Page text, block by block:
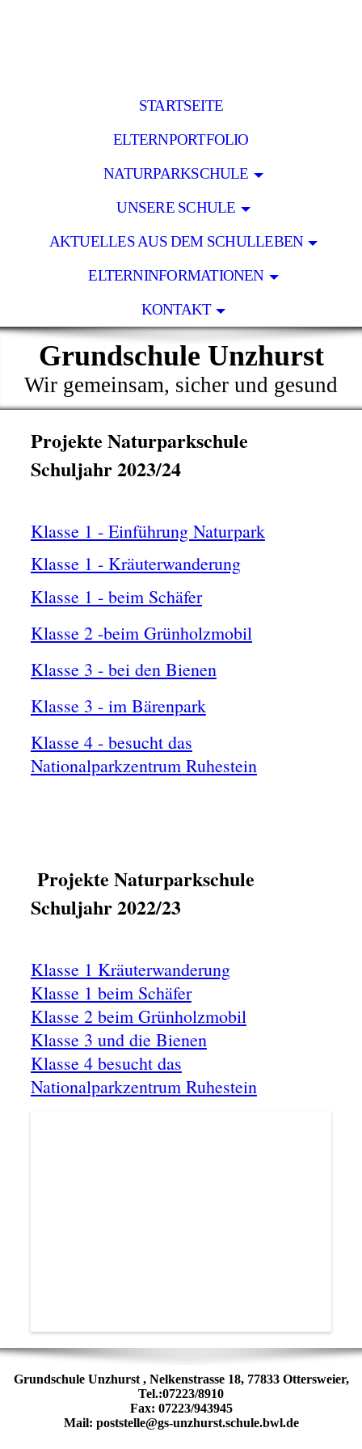
STARTSEITE
ELTERNPORTFOLIO
NATURPARKSCHULE
UNSERE SCHULE
AKTUELLES AUS DEM SCHULLEBEN
ELTERNINFORMATIONEN
KONTAKT
Grundschule Unzhurst
Wir gemeinsam, sicher und gesund
Projekte Naturparkschule
Schuljahr 2023/24
Klasse 1 - Einführung Naturpark
Klasse 1 - Kräuterwanderung
Klasse 1 - beim Schäfer
Klasse 2 -beim Grünholzmobil
Klasse 3 - bei den Bienen
Klasse 3 - im Bärenpark
Klasse 4 - besucht das
Nationalparkzentrum Ruhestein
Projekte Naturparkschule
Schuljahr 2022/23
Klasse 1 Kräuterwanderung
Klasse 1 beim Schäfer
Klasse 2 beim Grünholzmobil
Klasse 3 und die Bienen
Klasse 4 besucht das
Nationalparkzentrum Ruhestein
Grundschule Unzhurst , Nelkenstrasse 18, 77833 Ottersweier,
Tel.:07223/8910
Fax: 07223/943945
Mail: poststelle@gs-unzhurst.schule.bwl.de